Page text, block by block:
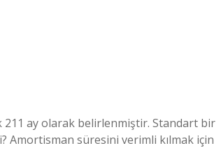
ay olarak belirlenmiştir. Standart bir
Amortisman süresini verimli kılmak için